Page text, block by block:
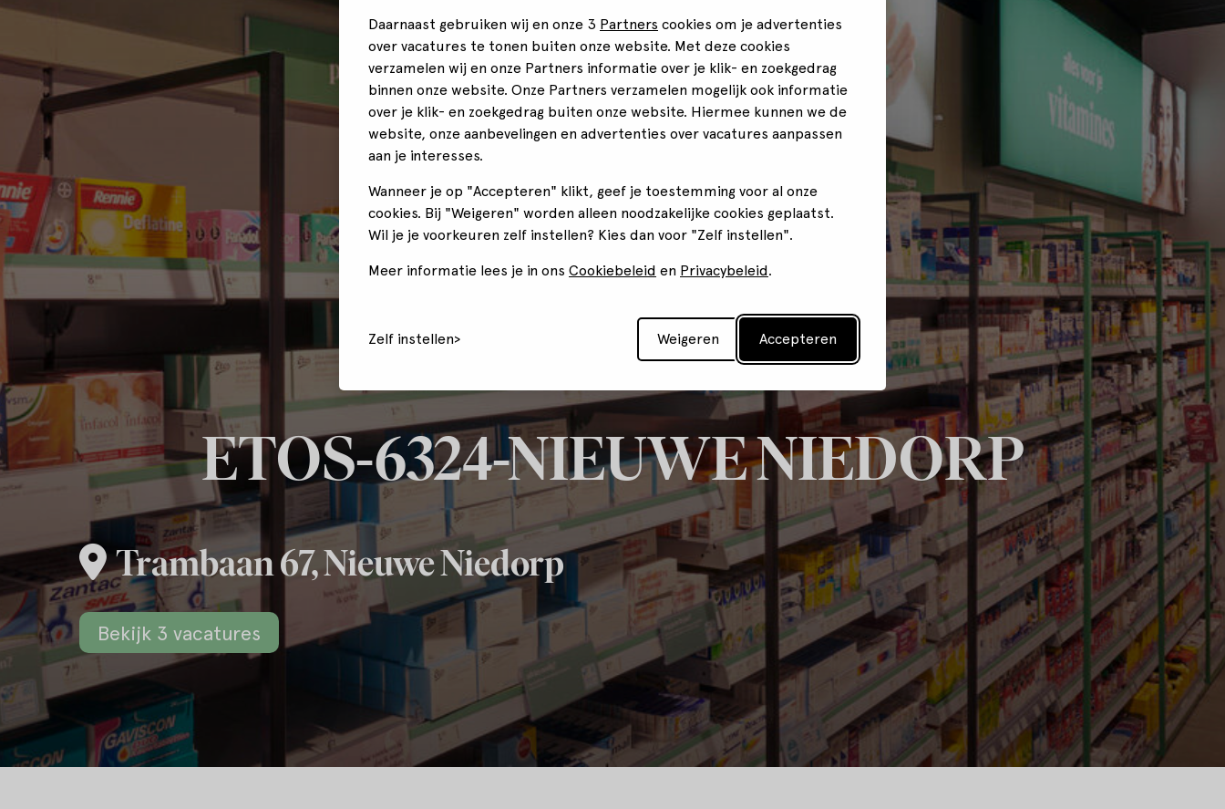
Daarnaast gebruiken wij en onze 3 Partners cookies om je advertenties
over vacatures te tonen buiten onze website. Met deze cookies
verzamelen wij en onze Partners informatie over je klik- en zoekgedrag
binnen onze website. Onze Partners verzamelen mogelijk ook informatie
over je klik- en zoekgedrag buiten onze website. Hiermee kunnen we de
website, onze aanbevelingen en advertenties over vacatures aanpassen
aan je interesses.
Wanneer je op "Accepteren" klikt, geef je toestemming voor al onze
cookies. Bij "Weigeren" worden alleen noodzakelijke cookies geplaatst.
Wil je je voorkeuren zelf instellen? Kies dan voor "Zelf instellen".
Meer informatie lees je in ons Cookiebeleid en Privacybeleid.
Zelf instellen Weigeren Accepteren
ETOS-6324-NIEUWE NIEDORP
Trambaan 67, Nieuwe Niedorp
Bekijk 3 vacatures